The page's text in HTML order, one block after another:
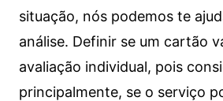
situação, nós podemos te
análise. Definir se um cartão
avaliação individual, pois
principalmente, se o serviço